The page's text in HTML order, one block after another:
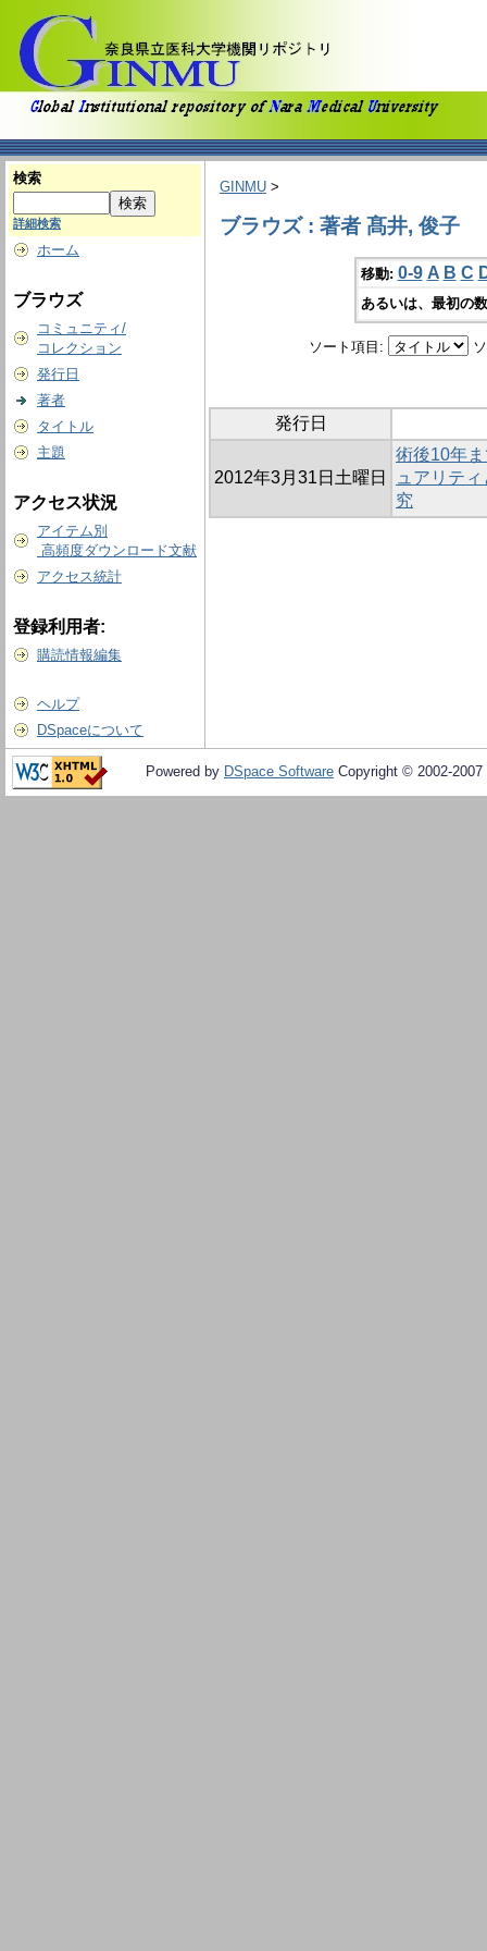
検索
詳細検索
ホーム
ブラウズ
コミュニティ/
コレクション
発行日
著者
タイトル
主題
アクセス状況
アイテム別
高頻度ダウンロード文献
アクセス統計
登録利用者:
購読情報編集
ヘルプ
DSpaceについて
GINMU >
ブラウズ : 著者 髙井, 俊子
移動: 0-9 A B C
あるいは、最初の
ソート項目:
発行日
2012年3月31日土曜日
術後10年
ュアリテ
究
Powered by DSpace Software Copyright © 2002-2007